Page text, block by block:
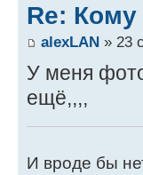
Re:
alexLAN » 23
У меня
ещё,,,,
И вроде бы